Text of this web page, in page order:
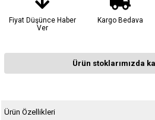
Fiyat Düşünce Haber
Ver
Kargo Bedava
Ürün stoklarımızda
Ürün Özellikleri